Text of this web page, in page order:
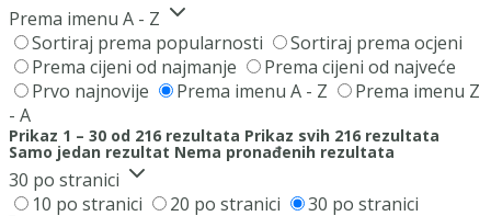
Prema imenu A - Z
Sortiraj prema popularnosti
Sortiraj prema ocjeni
Prema cijeni od najmanje
Prema cijeni od najveće
Prvo najnovije
Prema imenu A - Z
Prema imenu Z
- A
Prikaz 1 – 30 od 216 rezultata Prikaz svih 216 rezultata
Samo jedan rezultat Nema pronađenih rezultata
30 po stranici
10 po stranici
20 po stranici 30 po stranici